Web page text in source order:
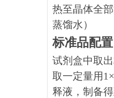
热⾄晶体全
蒸馏水）
标准品配置
试剂盒中取
取一定量用
释液，制备